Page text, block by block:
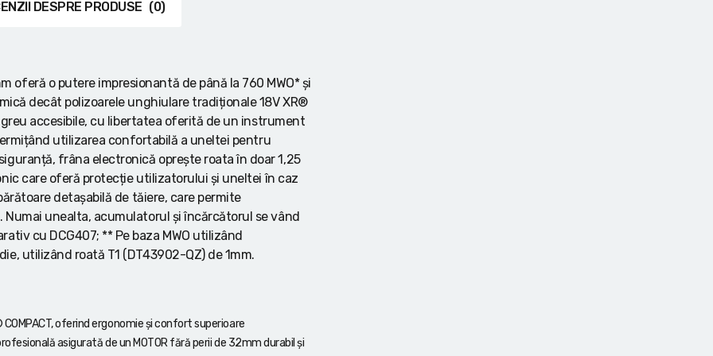
DESPRE PRODUSE (0)
oferă o putere impresionantă de până la 760 MWO* și
decât polizoarele unghiulare tradiționale 18V XR®
accesibile, cu libertatea oferită de un instrument
utilizarea confortabilă a uneltei pentru
frâna electronică oprește roata în doar 1,25
care oferă protecție utilizatorului și uneltei în caz
detașabilă de tăiere, care permite
unealta, acumulatorul și încărcătorul se vând
cu DCG407; ** Pe baza MWO utilizând
utilizând roată T1 (DT43902-QZ) de 1mm.
oferind ergonomie și confort superioare
asigurată de un MOTOR fără perii de 32mm durabil și